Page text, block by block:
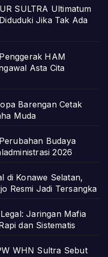
SULTRA Ultimatum
Jika Tak Ada
HAM
Asta Cita
Barengan Cetak
Muda
Budaya
2026
di Konawe Selatan,
Resmi Jadi Tersangka
Jaringan Mafia
dan Sistematis
WHN Sultra Sebut